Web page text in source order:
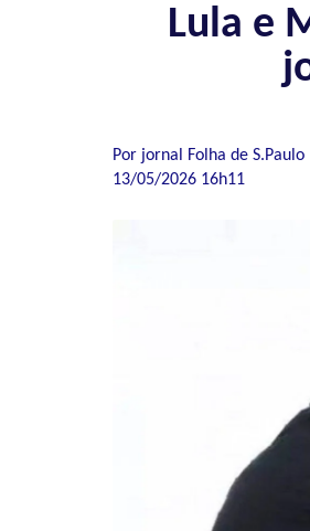
Lula e
Por jornal Folha de S.Paulo
13/05/2026 16h11